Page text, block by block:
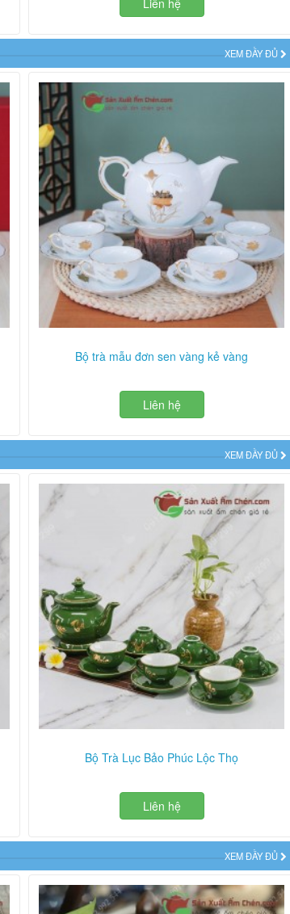
Liên hệ
XEM ĐẦY ĐỦ
Bộ trà mẫu đơn sen vàng kẻ vàng
Liên hệ
XEM ĐẦY ĐỦ
Bộ Trà Lục Bảo Phúc Lộc Thọ
Liên hệ
XEM ĐẦY ĐỦ